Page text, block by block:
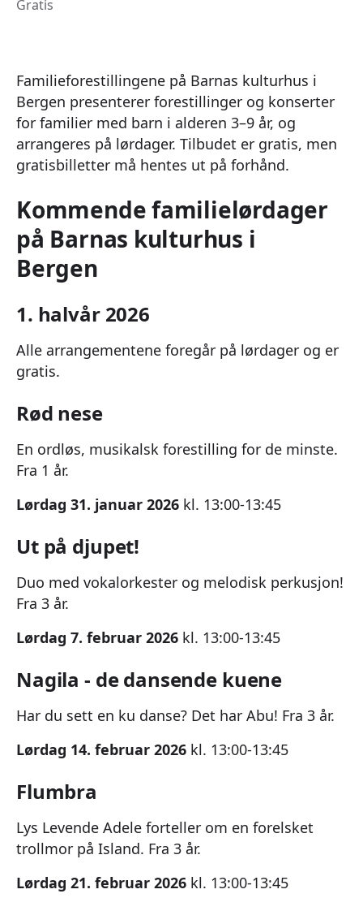
Gratis
Familieforestillingene på Barnas kulturhus i
Bergen presenterer forestillinger og konserter
for familier med barn i alderen 3–9 år, og
arrangeres på lørdager. Tilbudet er gratis, men
gratisbilletter må hentes ut på forhånd.
Kommende familielørdager
på Barnas kulturhus i
Bergen
1. halvår 2026
Alle arrangementene foregår på lørdager og er
gratis.
Rød nese
En ordløs, musikalsk forestilling for de minste.
Fra 1 år.
Lørdag 31. januar 2026 kl. 13:00-13:45
Ut på djupet!
Duo med vokalorkester og melodisk perkusjon!
Fra 3 år.
Lørdag 7. februar 2026 kl. 13:00-13:45
Nagila - de dansende kuene
Har du sett en ku danse? Det har Abu! Fra 3 år.
Lørdag 14. februar 2026 kl. 13:00-13:45
Flumbra
Lys Levende Adele forteller om en forelsket
trollmor på Island. Fra 3 år.
Lørdag 21. februar 2026 kl. 13:00-13:45